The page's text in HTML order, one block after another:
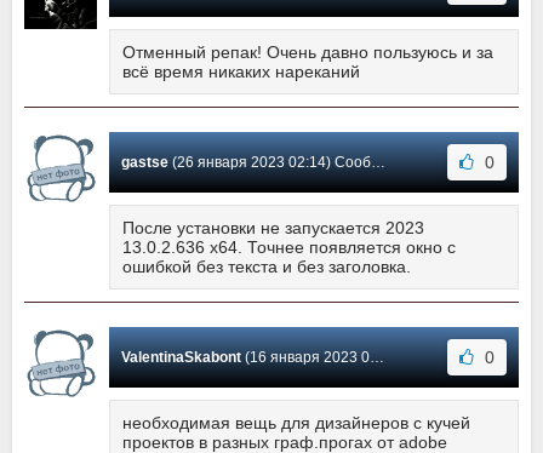
Отменный репак! Очень давно пользуюсь и за
всё время никаких нареканий
gastse(26 января 2023 02:14) Сообщение #13 0
После установки не запускается 2023
13.0.2.636 x64. Точнее появляется окно с
ошибкой без текста и без заголовка.
ValentinaSkabont(16 января 2023 00:50) Сообщение #12 0
необходимая вещь для дизайнеров с кучей
проектов в разных граф.прогах от adobe